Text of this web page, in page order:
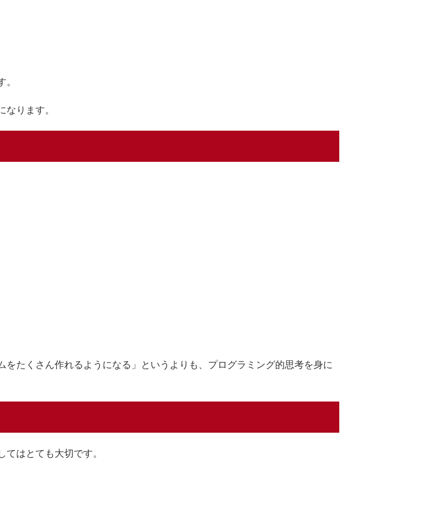
ります。
たくさん作れるようになる」というよりも、プログラミング的思考を身に
はとても大切です。